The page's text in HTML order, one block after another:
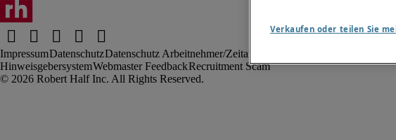
ImpressumDatenschutzDatenschutz Arbeitnehmer/Zeitarbeitskräfte
HinweisgebersystemWebmaster FeedbackRecruitment Scam
Verkaufen oder teilen Sie